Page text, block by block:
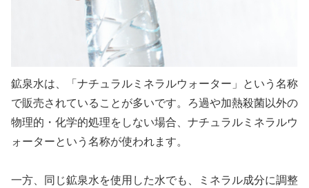
鉱泉水は、「ナチュラルミネラルウォーター」という名称
で販売されていることが多いです。ろ過や加熱殺菌以外の
物理的・化学的処理をしない場合、ナチュラルミネラルウ
ォーターという名称が使われます。
一方、同じ鉱泉水を使用した水でも、ミネラル成分に調整